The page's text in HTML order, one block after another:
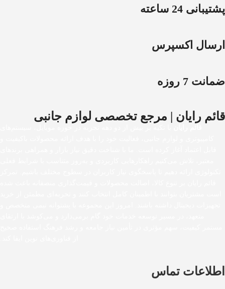
پشتیبانی 24 ساعته
ارسال اکسپرس
ضمانت 7 روزه
قائم رایان | مرجع تخصصی لوازم جانبی
اطلاعات تماس